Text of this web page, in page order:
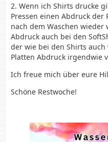
2. Wenn ich Shirts drucke
Pressen einen Abdruck
nach dem Waschen wieder
Abdruck auch bei den
der wie bei den Shirts
Platten Abdruck irgendwie
Ich freue mich über eure
Schöne Restwoche!